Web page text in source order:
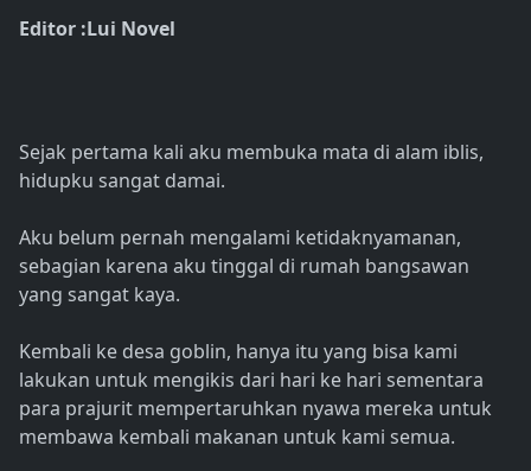
Editor :Lui Novel
Sejak pertama kali aku membuka mata di alam iblis,
hidupku sangat damai.
Aku belum pernah mengalami ketidaknyamanan,
sebagian karena aku tinggal di rumah bangsawan
yang sangat kaya.
Kembali ke desa goblin, hanya itu yang bisa kami
lakukan untuk mengikis dari hari ke hari sementara
para prajurit mempertaruhkan nyawa mereka untuk
membawa kembali makanan untuk kami semua.